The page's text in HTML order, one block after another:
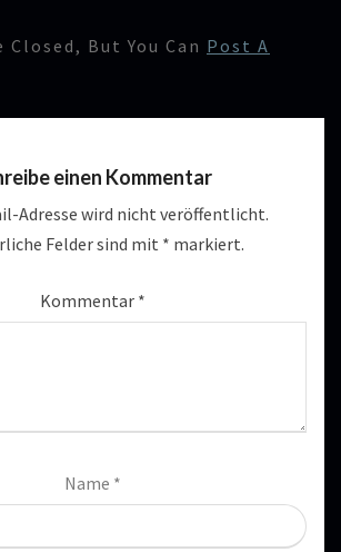
Closed, But You Can Post A
einen Kommentar
Adresse wird nicht veröffentlicht.
Felder sind mit * markiert.
Kommentar *
Name *